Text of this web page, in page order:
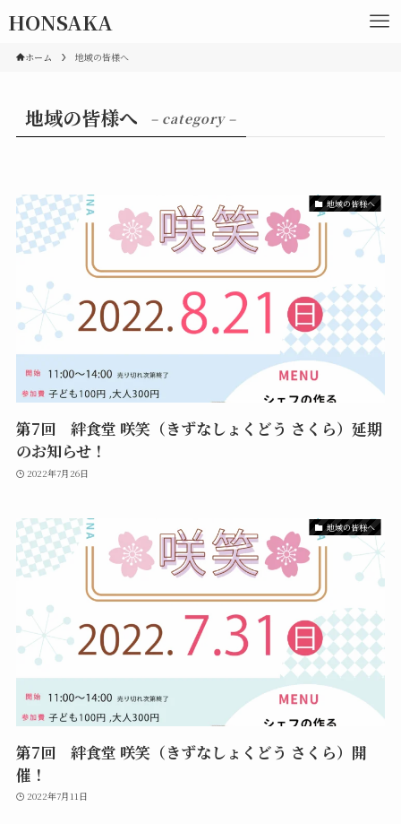
HONSAKA
ホーム 地域の皆様へ
地域の皆様へ – category –
地域の皆様へ
第7回 絆食堂 咲笑（きずなしょくどう さくら）延期
のお知らせ！
2022年7月26日
地域の皆様へ
第7回 絆食堂 咲笑（きずなしょくどう さくら）開
催！
2022年7月11日